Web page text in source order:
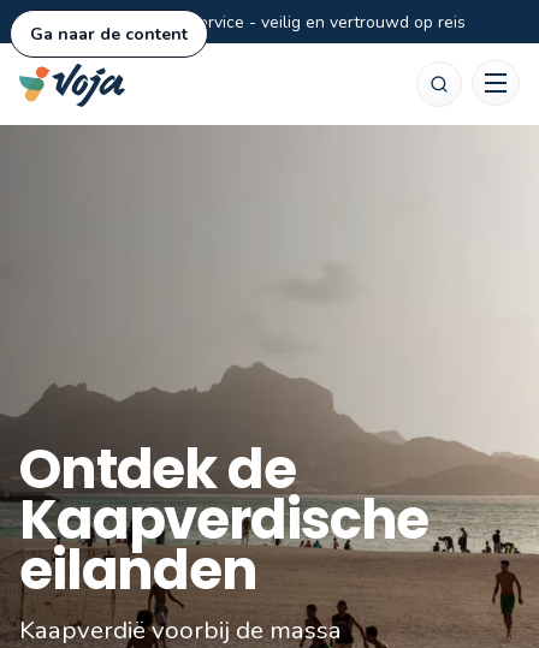
Ga naar de content
Persoonlijke service - veilig en vertrouwd op reis
Ontdek de
Kaapverdische
eilanden
Kaapverdië voorbij de massa
Zoeken